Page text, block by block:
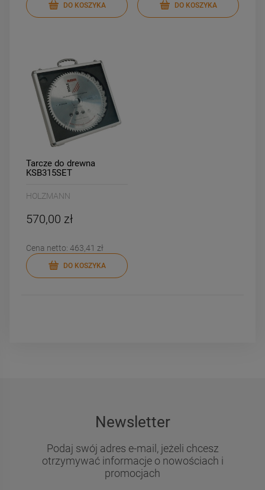
DO KOSZYKA DO KOSZYKA
Tarcze do drewna
KSB315SET
HOLZMANN
570,00 zł
Cena netto: 463,41 zł
DO KOSZYKA
Newsletter
Podaj swój adres e-mail, jeżeli chcesz
otrzymywać informacje o nowościach i
promocjach